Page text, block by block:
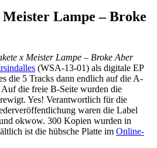
Lampe – Broke
x Meister Lampe – Broke Aber
(WSA-13-01) als digitale EP
die 5 Tracks dann endlich auf die A-
die freie B-Seite wurden die
Yes! Verantwortlich für die
waren die Label
okwow. 300 Kopien wurden in
ist die hübsche Platte im Online-